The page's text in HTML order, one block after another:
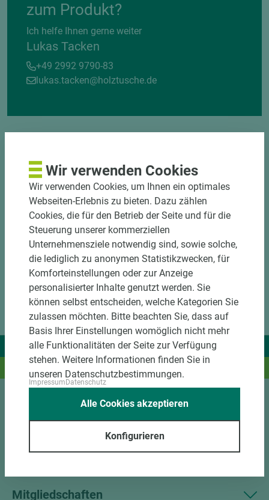
zum Produkt?
Ich helfe Ihnen gerne weiter
Lukas Tacken
+49 2992 9790-83
lukas.tacken@holztusche.de
DOWNLOADS
Wir liefern Ideen.
Und das passende Holz dazu.
Mitgliedschaften
Wir verwenden Cookies
Wir verwenden Cookies, um Ihnen ein optimales
Webseiten-Erlebnis zu bieten. Dazu zählen
Cookies, die für den Betrieb der Seite und für die
Steuerung unserer kommerziellen
Unternehmensziele notwendig sind, sowie solche,
die lediglich zu anonymen Statistikzwecken, für
Komforteinstellungen oder zur Anzeige
personalisierter Inhalte genutzt werden. Sie
können selbst entscheiden, welche Kategorien Sie
zulassen möchten. Bitte beachten Sie, dass auf
Basis Ihrer Einstellungen womöglich nicht mehr
alle Funktionalitäten der Seite zur Verfügung
stehen. Weitere Informationen finden Sie in
unseren Datenschutzbestimmungen.
ImpressumDatenschutz
Konfigurieren
Alle Cookies akzeptieren